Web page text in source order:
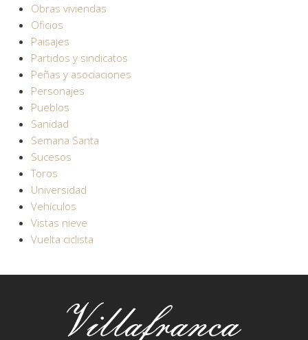
Obras viviendas
Oficios
Paisajes
Partidos y sindicatos
Peñas y asociaciones
Personajes
Pueblos
Sanidad
Semana Santa
Sucesos
Toros
Universidad
Vehículos
Vistas nieve
Vuelta ciclista